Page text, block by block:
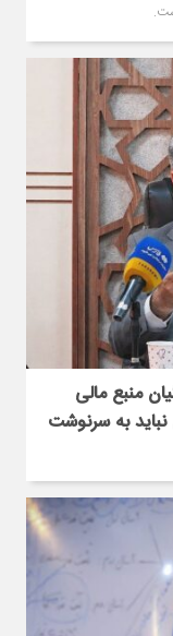
منبع مالی
به سرنوشت